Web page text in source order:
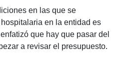
en las que se
en la entidad es
que hay que pasar del
a revisar el presupuesto.